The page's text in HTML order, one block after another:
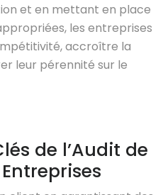
et en mettant en place
les entreprises
accroître la
leur pérennité sur le
de l’Audit de